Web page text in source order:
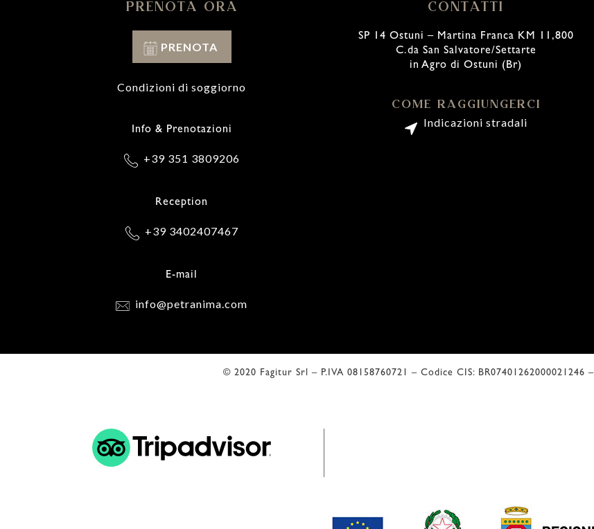
PRENOTA ORA
PRENOTA
Condizioni di soggiorno
Info & Prenotazioni
+39 351 3809206
Reception
+39 3402407467
E-mail
info@petranima.com
CONTATTI
SP 14 Ostuni – Martina Franca KM 11,800
C.da San Salvatore/Settarte
in Agro di Ostuni (Br)
COME RAGGIUNGERCI
Indicazioni stradali
© 2020 Fagitur Srl – P.IVA 08158760721 – Codice CIS: BR07401262000021246 –